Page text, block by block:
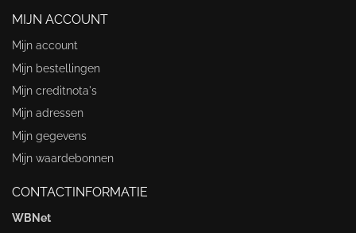
MIJN ACCOUNT
Mijn account
Mijn bestellingen
Mijn creditnota's
Mijn adressen
Mijn gegevens
Mijn waardebonnen
CONTACTINFORMATIE
WBNet